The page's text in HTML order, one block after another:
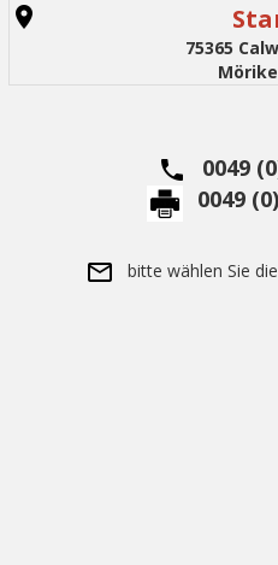
75365
0049
0049
bitte wählen Sie